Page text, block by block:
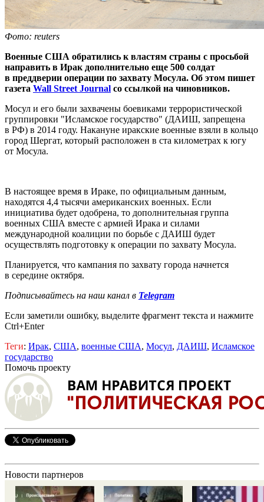
Фото: reuters
Военные США обратились к властям страны с просьбой
направить в Ирак дополнительно еще 500 солдат
в преддверии операции по захвату Мосула. Об этом пишет
газета Wall Street Journal со ссылкой на чиновников.
Мосул и его были захвачены боевиками террористической
группировки "Исламское государство" (ДАИШ, запрещена
в РФ) в 2014 году. Накануне иракские военные взяли в кольцо
город Шергат, который расположен в ста километрах к югу
от Мосула.
В настоящее время в Ираке, по официальным данным,
находятся 4,4 тысячи американских военных. Если
инициатива будет одобрена, то дополнительная группа
военных США вместе с армией Ирака и силами
международной коалиции по борьбе с ДАИШ будет
осуществлять подготовку к операции по захвату Мосула.
Планируется, что кампания по захвату города начнется
в середине октября.
Подписывайтесь на наш канал в Telegram
Если заметили ошибку, выделите фрагмент текста и нажмите
Ctrl+Enter
Теги: Ирак, США, военные США, Мосул, ДАИШ, Исламское
государство
Помочь проекту
Новости партнеров